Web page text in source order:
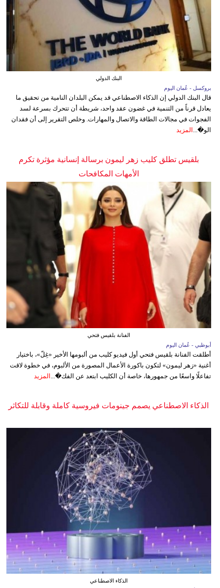
البنك الدولي
بروكسل - عُمان اليوم
قال البنك الدولي إن الذكاء الاصطناعي قد يمكن البلدان النامية من تحقيق ما
يعادل قرناً من التنمية في غضون عقد واحد، شريطة أن تتحرك بسرعة لسد
الفجوات في مجالات الطاقة والاتصال والمهارات. وخلص التقرير إلى أن فقدان
الو�...
المزيد
بلقيس تطلق كليب زهر ليمون برسالة إنسانية مؤثرة تكرم
الأمهات المكافحات
الفنانة بلقيس فتحي
أبوظبي - عُمان اليوم
أطلقت الفنانة بلقيس فتحي أول فيديو كليب من ألبومها الأخير «غِلّ»، باختيار
أغنية «زهر ليمون» لتكون باكورة الأعمال المصورة من الألبوم، في خطوة لاقت
تفاعلًا واسعًا من جمهورها، خاصة أن الكليب ابتعد عن الفك�... المزيد
الذكاء الاصطناعي يصمم جينومات فيروسية كاملة وقابلة للتكاثر
الذكاء الاصطناعي